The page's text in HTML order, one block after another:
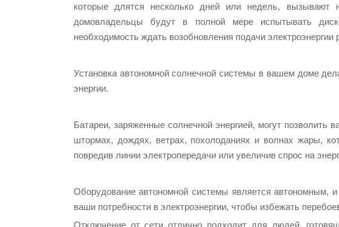
которые длятся несколько дней или недель, вызывают
домовладельцы будут в полной мере испытывать
необходимость ждать возобновления подачи электроэнергии
Установка автономной солнечной системы в вашем доме
энергии.
Батареи, заряженные солнечной энергией, могут позволить
штормах, дождях, ветрах, похолоданиях и волнах жары,
повредив линии электропередачи или увеличив спрос на
Оборудование автономной системы является автономным,
ваши потребности в электроэнергии, чтобы избежать
Отключение от сети отлично подходит для людей,